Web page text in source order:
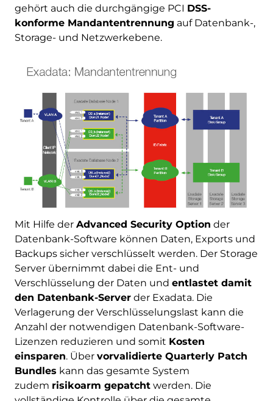
gehört auch die durchgängige PCI DSS-
konforme Mandantentrennung auf Datenbank-,
Storage- und Netzwerkebene.
Mit Hilfe der Advanced Security Option der
Datenbank-Software können Daten, Exports und
Backups sicher verschlüsselt werden. Der Storage
Server übernimmt dabei die Ent- und
Verschlüsselung der Daten und entlastet damit
den Datenbank-Server der Exadata. Die
Verlagerung der Verschlüsselungslast kann die
Anzahl der notwendigen Datenbank-Software-
Lizenzen reduzieren und somit Kosten
einsparen. Über vorvalidierte Quarterly Patch
Bundles kann das gesamte System
zudem risikoarm gepatcht werden. Die